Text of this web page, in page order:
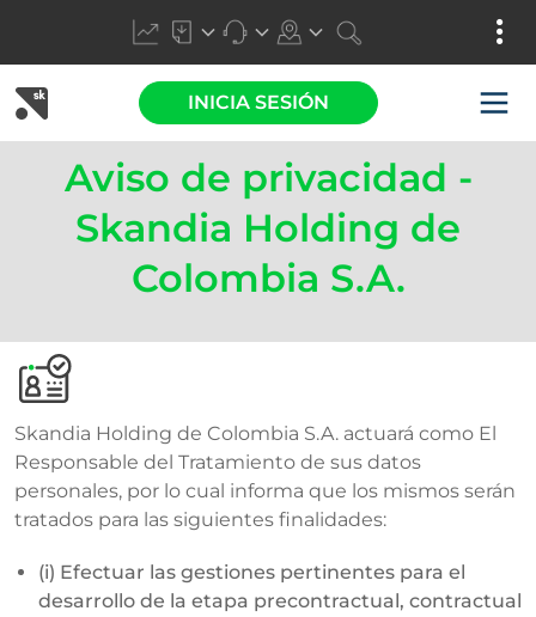
INICIA SESIÓN
Aviso de privacidad -
Skandia Holding de
Colombia S.A.
​Skandia Holding de Colombia S.A. actuará como El
Responsable del Tratamiento de sus datos
personales, por lo cual informa que los mismos serán
tratados para las siguientes finalidades:
(i) Efectuar las gestiones pertinentes para el
desarrollo de la etapa precontractual, contractual